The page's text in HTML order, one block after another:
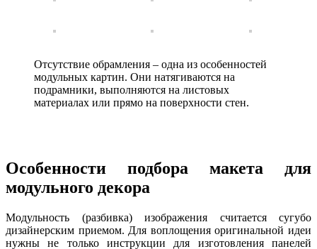
Отсутствие обрамления – одна из особенностей
модульных картин. Они натягиваются на
подрамники, выполняются на листовых
материалах или прямо на поверхности стен.
Особенности подбора макета для
модульного декора
Модульность (разбивка) изображения считается сугубо
дизайнерским приемом. Для воплощения оригинальной идеи
нужны не только инструкции для изготовления панелей